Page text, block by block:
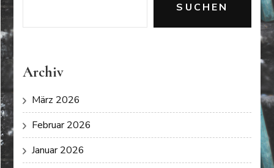
SUCHEN
Archiv
März 2026
Februar 2026
Januar 2026